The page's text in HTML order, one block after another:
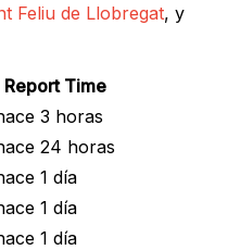
Feliu de Llobregat, y
Report Time
3 horas
24 horas
1 día
1 día
1 día